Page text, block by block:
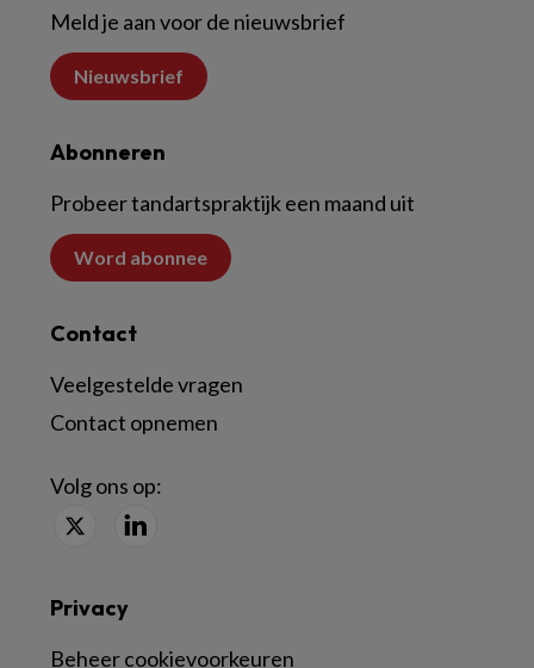
Meld je aan voor de nieuwsbrief
Nieuwsbrief
Abonneren
Probeer tandartspraktijk een maand uit
Word abonnee
Contact
Veelgestelde vragen
Contact opnemen
Volg ons op:
Privacy
Beheer cookievoorkeuren